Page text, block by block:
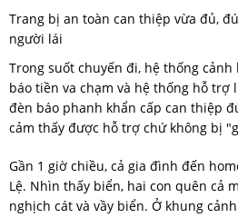
Trang bị an toàn can thiệp vừa đủ,
người lái
Trong suốt chuyến đi, hệ thống
báo tiền va chạm và hệ thống hỗ trợ
đèn báo phanh khẩn cấp can thiệp
cảm thấy được hỗ trợ chứ không bị
Gần 1 giờ chiều, cả gia đình đến
Lệ. Nhìn thấy biển, hai con quên cả
nghịch cát và vầy biển. Ở khung